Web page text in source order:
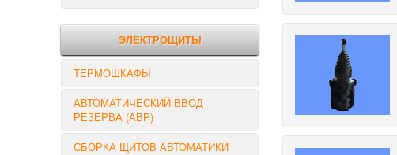
РЕЛЕ КОНТРОЛЯ
ЭЛЕКТРОЩИТЫ
ТЕРМОШКАФЫ
АВТОМАТИЧЕСКИЙ ВВОД
РЕЗЕРВА (АВР)
СБОРКА ЩИТОВ АВТОМАТИКИ